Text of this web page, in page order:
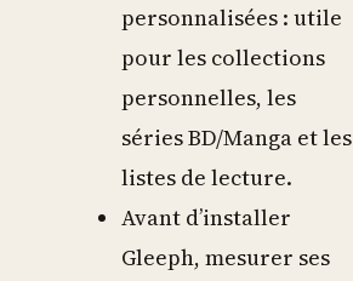
personnalisées : utile
pour les collections
personnelles, les
séries BD/Manga et les
listes de lecture.
Avant d’installer
Gleeph, mesurer ses